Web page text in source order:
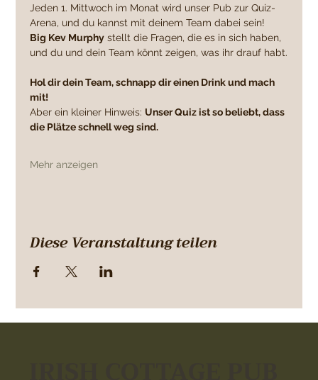
Jeden 1. Mittwoch im Monat wird unser Pub zur Quiz-
Arena, und du kannst mit deinem Team dabei sein!
Big Kev Murphy stellt die Fragen, die es in sich haben,
und du und dein Team könnt zeigen, was ihr drauf habt.
Hol dir dein Team, schnapp dir einen Drink und mach
mit!
Aber ein kleiner Hinweis: Unser Quiz ist so beliebt, dass
die Plätze schnell weg sind.
Mehr anzeigen
Diese Veranstaltung teilen